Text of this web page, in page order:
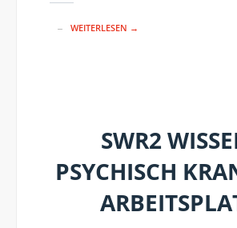
WEITERLESEN →
SWR2
PSYCHISCH